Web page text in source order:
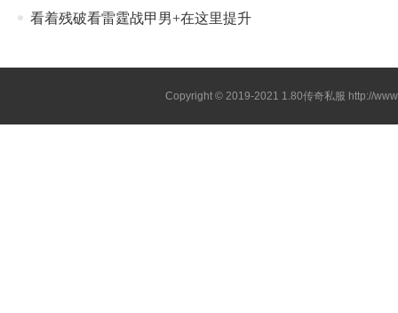
看着残破看雷霆战甲男+在这里提升
Copyright © 2019-2021 1.80传奇私服 http://